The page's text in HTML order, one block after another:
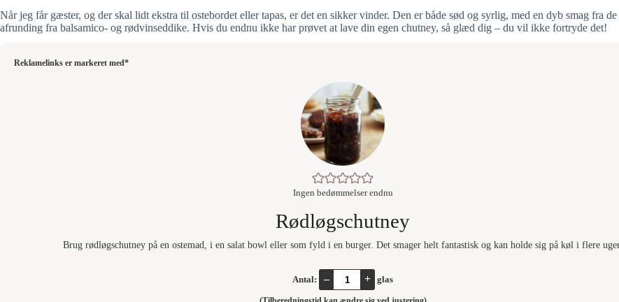
Når jeg får gæster, og der skal lidt ekstra til ostebordet eller tapas, er det en sikker vinder. Den er både sød og syrlig, med en dyb smag fra
afrunding fra balsamico- og rødvinseddike. Hvis du endnu ikke har prøvet at lave din egen chutney, så glæd dig – du vil ikke fortryde det!
Reklamelinks er markeret med*
Ingen bedømmelser endnu
Rødløgschutney
Brug rødløgschutney på en ostemad, i en salat bowl eller som fyld i en burger. Det smager helt fantastisk og kan holde sig på køl i flere
Antal: – + glas